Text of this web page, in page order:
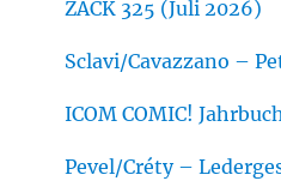
ZACK 325 (Juli 2026)
Sclavi/Cavazzano –
ICOM COMIC!
Pevel/Créty –